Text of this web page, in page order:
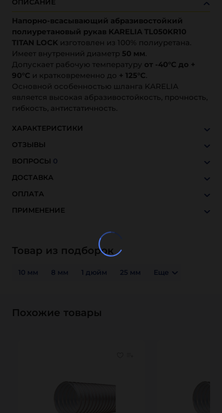
ОПИСАНИЕ
Напорно-всасывающий абразивостойкий
полиуретановый рукав KARELIA TL050KR10
TITAN LOCK изготовлен из 100% полиуретана.
Имеет внутренний диаметр 50 мм.
Допускает рабочую температуру от -40°С до +
90°С и кратковременно до + 125°С.
Основной особенностью шланга KARELIA
является высокая абразивостойкость, прочность,
гибкость, антистатичность.
ХАРАКТЕРИСТИКИ
ОТЗЫВЫ
ВОПРОСЫ 0
ДОСТАВКА
ОПЛАТА
ПРИМЕНЕНИЕ
Товар из подборок
10 мм 8 мм 1 дюйм 25 мм Еще
Похожие товары